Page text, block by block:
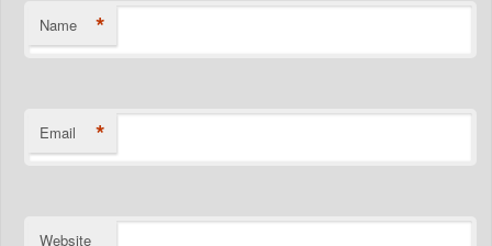
Name *
Email *
Website